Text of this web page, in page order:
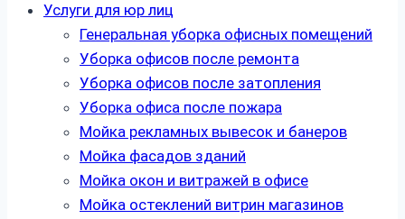
Услуги для юр лиц
Генеральная уборка офисных помещений
Уборка офисов после ремонта
Уборка офисов после затопления
Уборка офиса после пожара
Мойка рекламных вывесок и банеров
Мойка фасадов зданий
Мойка окон и витражей в офисе
Мойка остеклений витрин магазинов